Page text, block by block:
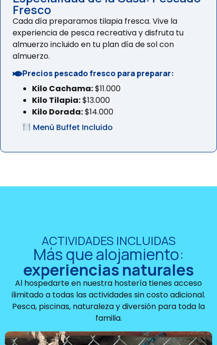
Fresco
Cada día preparamos tilapia fresca. Vive la
experiencia de pesca recreativa y disfruta tu
almuerzo incluido en tu plan día de sol con
almuerzo.
Precios pescado fresco para preparar:
Kilo Cachama:$11.000
Kilo Tilapia:$13.000
Kilo Dorada:$14.000
Menú Buffet Incluido
ACTIVIDADES INCLUIDAS
Más que alojamiento:
experiencias naturales
Al hospedarte en nuestra hostería tienes acceso
ilimitado a todas las actividades sin costo adicional.
Pesca, piscinas, naturaleza y diversión para toda la
familia.